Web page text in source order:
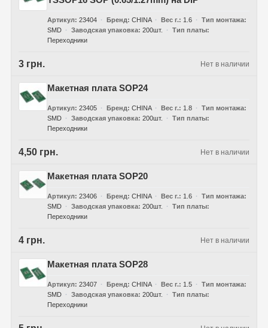
Артикул 23404 Бренд CHINA Вес г. 1.6
Тип монтажа
SMD
Заводская упаковка 200шт.
Тип платы
Переходники
3 грн. Нет в наличии
Макетная плата SOP24
Артикул 23405 Бренд CHINA Вес г. 1.8
Тип монтажа
SMD
Заводская упаковка 200шт.
Тип платы
Переходники
4,50 грн. Нет в наличии
Макетная плата SOP20
Артикул 23406 Бренд CHINA Вес г. 1.6
Тип монтажа
SMD
Заводская упаковка 200шт.
Тип платы
Переходники
4 грн. Нет в наличии
Макетная плата SOP28
Артикул 23407 Бренд CHINA Вес г. 1.5
Тип монтажа
SMD
Заводская упаковка 200шт.
Тип платы
Переходники